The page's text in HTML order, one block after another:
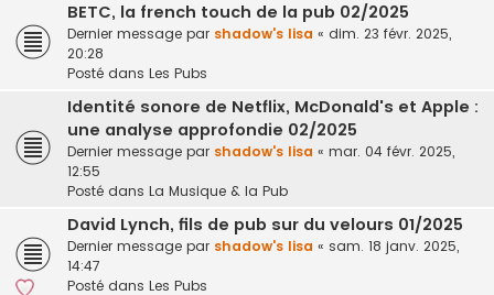
BETC, la french touch de la pub 02/2025
Dernier message par shadow's lisa « dim. 23 févr. 2025,
20:28
Posté dans Les Pubs
Identité sonore de Netflix, McDonald's et Apple :
une analyse approfondie 02/2025
Dernier message par shadow's lisa « mar. 04 févr. 2025,
12:55
Posté dans La Musique & la Pub
David Lynch, fils de pub sur du velours 01/2025
Dernier message par shadow's lisa « sam. 18 janv. 2025,
14:47
Posté dans Les Pubs